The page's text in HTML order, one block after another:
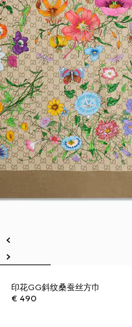
印花GG斜纹桑蚕丝方巾
€ 490